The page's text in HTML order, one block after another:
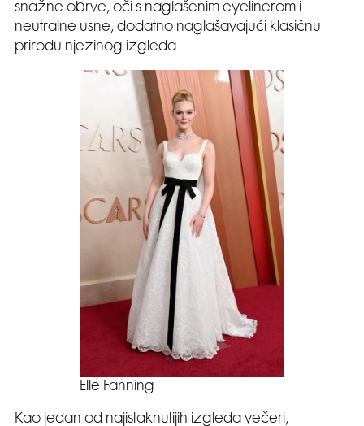
snažne obrve, oči s naglašenim eyelinerom i
neutralne usne, dodatno naglašavajući klasičnu
prirodu njezinog izgleda.
Elle Fanning
Kao jedan od najistaknutijih izgleda večeri,